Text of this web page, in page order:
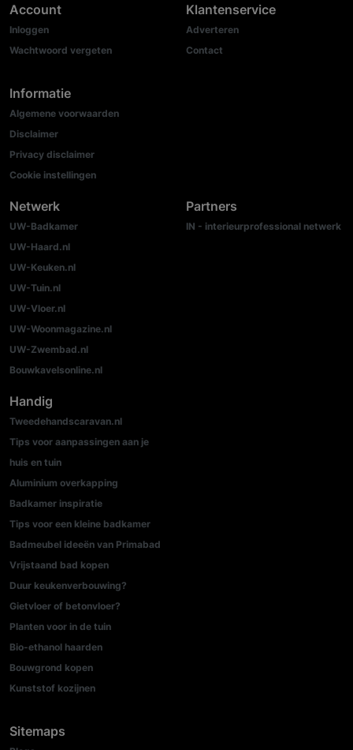
Account
Inloggen
Wachtwoord vergeten
Informatie
Algemene voorwaarden
Disclaimer
Privacy disclaimer
Cookie instellingen
Klantenservice
Adverteren
Contact
Netwerk
UW-Badkamer
UW-Haard.nl
UW-Keuken.nl
UW-Tuin.nl
UW-Vloer.nl
UW-Woonmagazine.nl
UW-Zwembad.nl
Bouwkavelsonline.nl
Partners
IN - interieurprofessional netwerk
Handig
Tweedehandscaravan.nl
Tips voor aanpassingen aan je
huis en tuin
Aluminium overkapping
Badkamer inspiratie
Tips voor een kleine badkamer
Badmeubel ideeën van Primabad
Vrijstaand bad kopen
Duur keukenverbouwing?
Gietvloer of betonvloer?
Planten voor in de tuin
Bio-ethanol haarden
Bouwgrond kopen
Kunststof kozijnen
Sitemaps